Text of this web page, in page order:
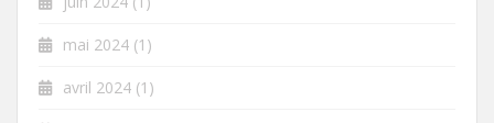
mai 2024 (1)
avril 2024 (1)